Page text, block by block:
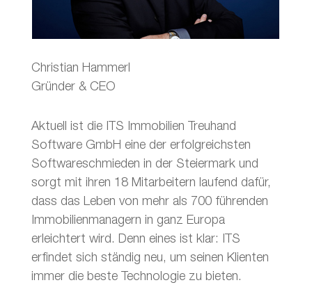
Christian Hammerl
Gründer & CEO
Aktuell ist die ITS Immobilien Treuhand
Software GmbH eine der erfolgreichsten
Softwareschmieden in der Steiermark und
sorgt mit ihren 18 Mitarbeitern laufend dafür,
dass das Leben von mehr als 700 führenden
Immobilienmanagern in ganz Europa
erleichtert wird. Denn eines ist klar: ITS
erfindet sich ständig neu, um seinen Klienten
immer die beste Technologie zu bieten.